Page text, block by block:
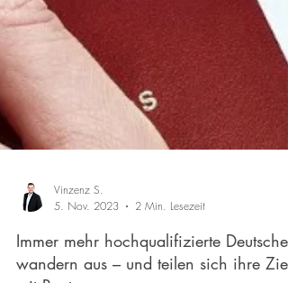
Vinzenz S.
5. Nov. 2023
2 Min. Lesezeit